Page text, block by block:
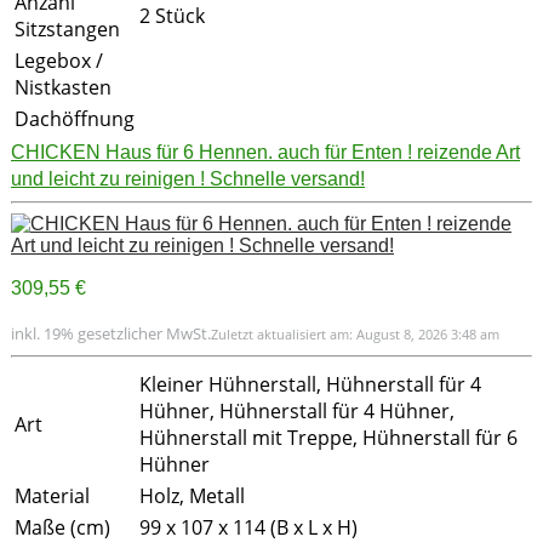
Sitzstangen
2 Stück
Legebox /
Nistkasten
Dachöffnung
CHICKEN Haus für 6 Hennen. auch für Enten ! reizende Art
und leicht zu reinigen ! Schnelle versand!
309,55 €
inkl. 19% gesetzlicher MwSt.Zuletzt aktualisiert am: August 8, 2026 3:48 am
Art
Kleiner Hühnerstall, Hühnerstall für 4
Hühner, Hühnerstall für 4 Hühner,
Hühnerstall mit Treppe, Hühnerstall für 6
Hühner
Material
Holz, Metall
Maße (cm)
99 x 107 x 114 (B x L x H)